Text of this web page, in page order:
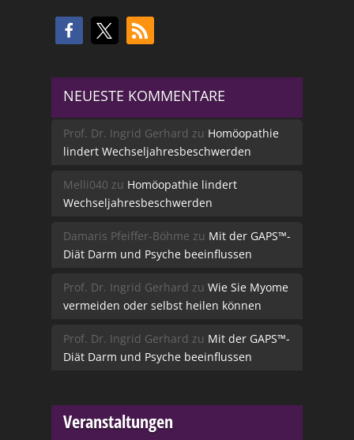
NEUESTE KOMMENTARE
Prof. Dr. Ingrid Gerhard zu Homöopathie
lindert Wechseljahresbeschwerden
Melli040 zu Homöopathie lindert
Wechseljahresbeschwerden
Damaris Pfeiffer-Böhme zu Mit der GAPS™-
Diät Darm und Psyche beeinflussen
Prof. Dr. Ingrid Gerhard zu Wie Sie Myome
vermeiden oder selbst heilen können
Prof. Dr. Ingrid Gerhard zu Mit der GAPS™-
Diät Darm und Psyche beeinflussen
Veranstaltungen